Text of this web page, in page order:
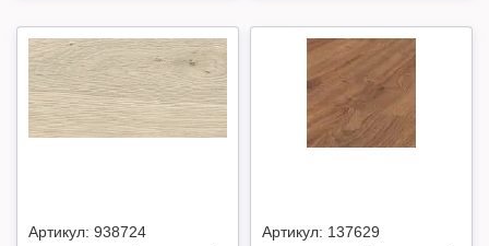
Артикул: 938724 Артикул: 137629